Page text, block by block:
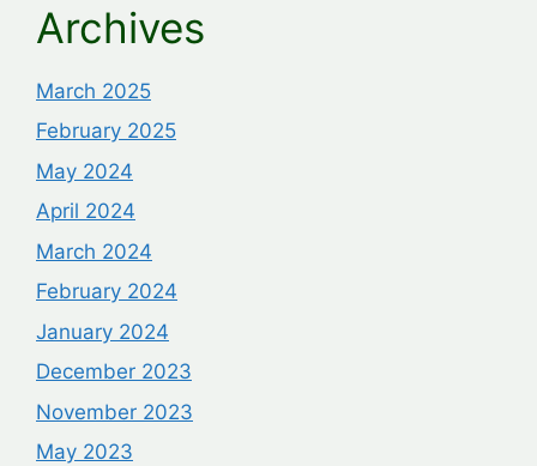
Archives
March 2025
February 2025
May 2024
April 2024
March 2024
February 2024
January 2024
December 2023
November 2023
May 2023